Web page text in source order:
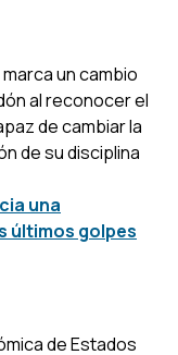
un cambio
al reconocer el
de cambiar la
de su disciplina
una
últimos golpes
de Estados